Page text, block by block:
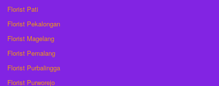
Florist Pati
Florist Pekalongan
Florist Magelang
Florist Pemalang
Florist Purbalingga
Florist Purworejo